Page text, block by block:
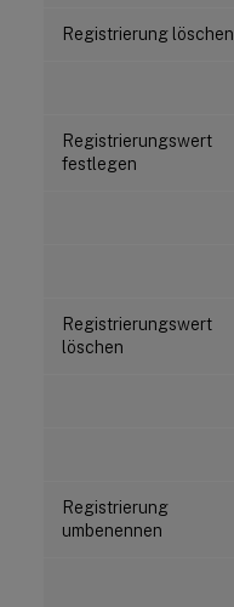
Registrierung löschen
Registrierungswert
festlegen
Registrierungswert
löschen
Registrierung
umbenennen